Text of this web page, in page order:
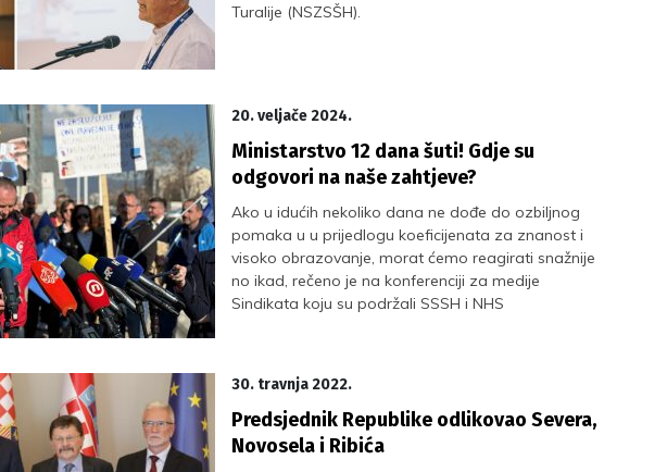
Turalije (NSZSŠH).
20. veljače 2024.
Ministarstvo 12 dana šuti! Gdje su
odgovori na naše zahtjeve?
Ako u idućih nekoliko dana ne dođe do ozbiljnog
pomaka u u prijedlogu koeficijenata za znanost i
visoko obrazovanje, morat ćemo reagirati snažnije
no ikad, rečeno je na konferenciji za medije
Sindikata koju su podržali SSSH i NHS
30. travnja 2022.
Predsjednik Republike odlikovao Severa,
Novosela i Ribića